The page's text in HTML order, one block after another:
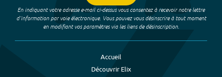
En indiquant votre adresse e-mail ci-dessus vous consentez à recevoir notre lettre
d’information par voie électronique. Vous pouvez vous désinscrire à tout moment
en modifiant vos paramètres via les liens de désinscription.
Accueil
Découvrir Elix